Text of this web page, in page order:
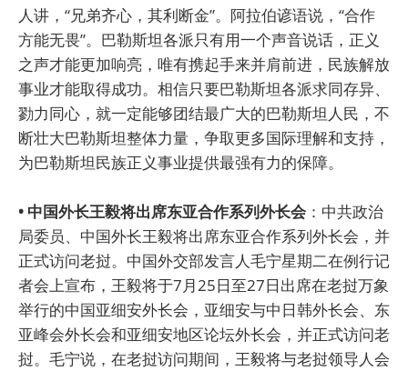
人讲，“兄弟齐心，其利断金”。阿拉伯谚语说，“合作
方能无畏”。巴勒斯坦各派只有用一个声音说话，正义
之声才能更加响亮，唯有携起手来并肩前进，民族解放
事业才能取得成功。相信只要巴勒斯坦各派求同存异、
勠力同心，就一定能够团结最广大的巴勒斯坦人民，不
断壮大巴勒斯坦整体力量，争取更多国际理解和支持，
为巴勒斯坦民族正义事业提供最强有力的保障。
• 中国外长王毅将出席东亚合作系列外长会 ：中共政治
局委员、中国外长王毅将出席东亚合作系列外长会，并
正式访问老挝。中国外交部发言人毛宁星期二在例行记
者会上宣布，王毅将于7月25日至27日出席在老挝万象
举行的中国亚细安外长会，亚细安与中日韩外长会、东
亚峰会外长会和亚细安地区论坛外长会，并正式访问老
挝。毛宁说，在老挝访问期间，王毅将与老挝领导人会